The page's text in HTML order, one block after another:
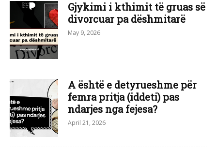
Gjykimi i kthimit të gruas së
divorcuar pa dëshmitarë
May 9, 2026
A është e detyrueshme për
femra pritja (iddeti) pas
ndarjes nga fejesa?
April 21, 2026